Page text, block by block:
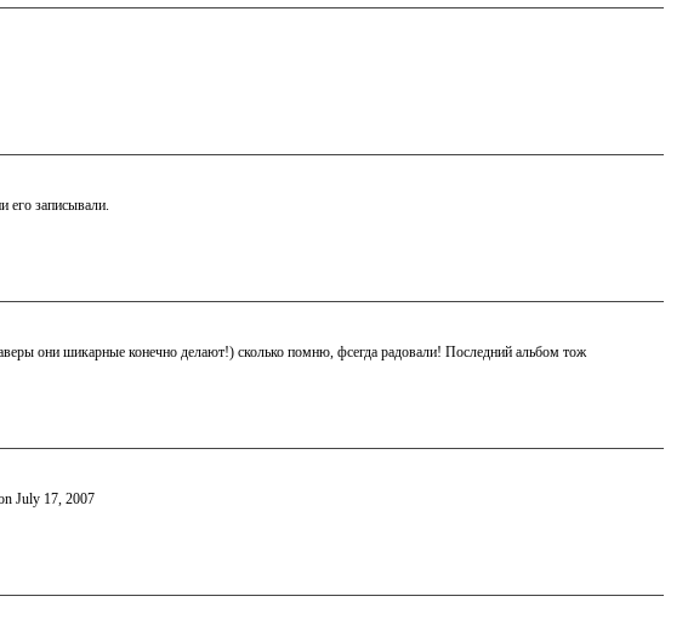
его записывали.
они шикарные конечно делают!) сколько помню, фсегда радовали! Последний альбом тож
July 17, 2007